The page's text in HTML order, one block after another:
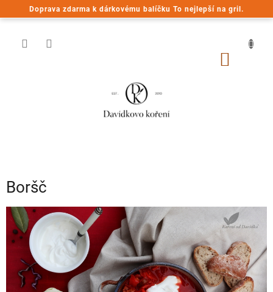
Doprava zdarma k dárkovému balíčku To nejlepší na gril.
na
Boršč